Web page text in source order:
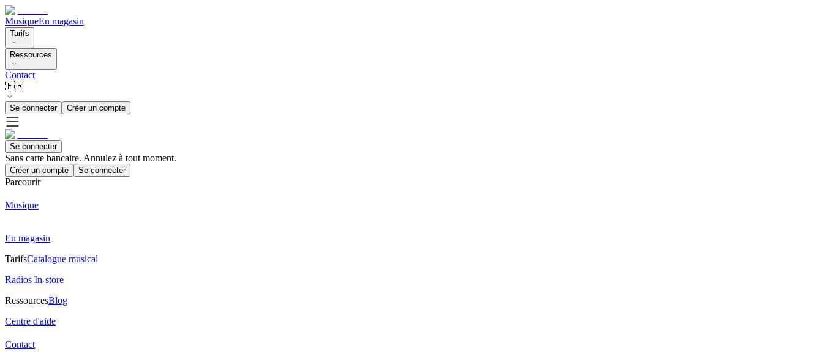
MusiqueEn magasin
Tarifs
Ressources
Contact
🇫🇷
Se connecter Créer un compte
Se connecter
Sans carte bancaire. Annulez à tout moment.
Créer un compte Se connecter
Parcourir
Musique
En magasin
TarifsCatalogue musical
Radios In-store
RessourcesBlog
Centre d'aide
Contact